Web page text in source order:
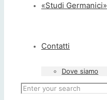
«Studi Germanici»
Contatti
Dove siamo